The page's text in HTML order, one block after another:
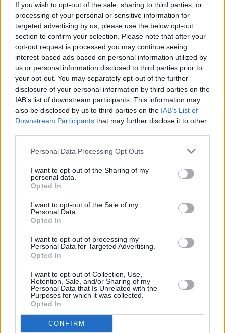
If you wish to opt-out of the sale, sharing to third parties, or
processing of your personal or sensitive information for
targeted advertising by us, please use the below opt-out
section to confirm your selection. Please note that after your
opt-out request is processed you may continue seeing
interest-based ads based on personal information utilized by
us or personal information disclosed to third parties prior to
your opt-out. You may separately opt-out of the further
disclosure of your personal information by third parties on the
IAB’s list of downstream participants. This information may
also be disclosed by us to third parties on the IAB’s List of
Downstream Participants that may further disclose it to other
Personal Data Processing Opt Outs
I want to opt-out of the Sharing of my
personal data.
Opted In
I want to opt-out of the Sale of my
Personal Data.
Opted In
I want to opt-out of processing my
Personal Data for Targeted Advertising.
Opted In
I want to opt-out of Collection, Use,
Retention, Sale, and/or Sharing of my
Personal Data that Is Unrelated with the
Purposes for which it was collected.
Opted In
CONFIRM
Mo
10.8.
21:45
22:15
Noch 6 Min.
Schulanfang (1)
Der sprechende Plüschbär Ted hat seinen ersten Tag auf
Highschool. Der sprechende Plüschbär Ted soll auf der
Disziplin...
Ted
Serie/ Comedyserie
Di 11.8.
01:20
01:45
Schulanfang (1)
Der sprechende Plüschbär Ted hat seinen ersten Tag auf
Highschool. Der sprechende Plüschbär Ted soll auf der
Ted
Jeremy
an. Der sprechende Plüschbär Ted soll auf der Highschool
Disziplin...
Ted
Schulanfang (2)
Ted besorgt Marihuana und sorgt damit für Ärger bei den
Der sprechende Plüschbär Ted soll auf der Highschool
Disziplin...